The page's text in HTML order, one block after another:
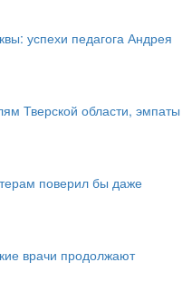
успехи педагога Андрея
Тверской области, эмпаты
поверил бы даже
врачи продолжают